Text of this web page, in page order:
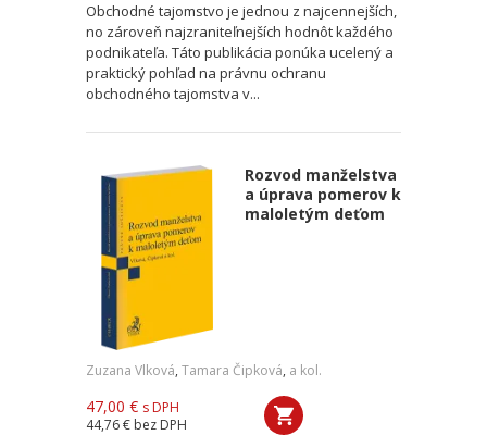
Obchodné tajomstvo je jednou z najcennejších,
no zároveň najzraniteľnejších hodnôt každého
podnikateľa. Táto publikácia ponúka ucelený a
praktický pohľad na právnu ochranu
obchodného tajomstva v...
Rozvod manželstva
a úprava pomerov k
maloletým deťom
Zuzana Vlková, Tamara Čipková, a kol.
47,00 € s DPH
44,76 € bez DPH